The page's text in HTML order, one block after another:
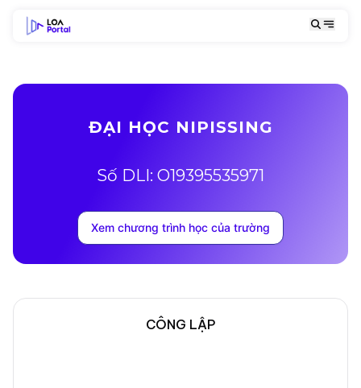
ĐẠI HỌC NIPISSING
Số DLI: O19395535971
Xem chương trình học của trường
CÔNG LẬP